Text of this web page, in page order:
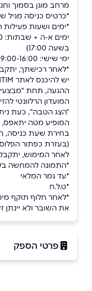
מרחב מוגן בסמוך
*כרטיס כניסה מגיל
*ימים ושעות
בשעה 17:00)
ימי שישי: 09:00-16:00 (כניסה אחרונה בשעה 14:00)
*לאחר רכישתך,
ההגעה, תחת
המועדון הרלוונטי
"הצג הטבה", כעת
המופיע מטה יתאפס,
בחירת שעת כניסה,
(בעזרת כפתור
לאחר המימוש, יתקבל
*התמונה להמחשה
*עד גמר המלאי
*ט.ל.ח
*לאחר חלוף תוקף
את השובר ולא יינתן
פרטי הספק